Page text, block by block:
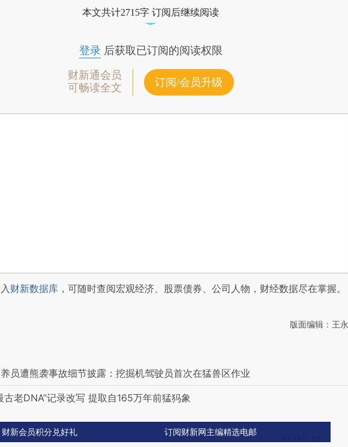
本文共计2715字 订阅后继续阅读
登录后获取已订阅的阅读权限
财新通会员
可畅读全文
订阅/会员升级
财新数据库 ，可随时查阅宏观经济、股票债券、公司人物，财经数据尽在掌握。
版面编辑：王永
员遭熊袭事故细节披露：挖掘机驾驶员首次在猛兽区作业
古老DNA”记录改写 提取自165万年前猛犸象
财新会员积分兑好礼 订阅财新网主编精选电邮